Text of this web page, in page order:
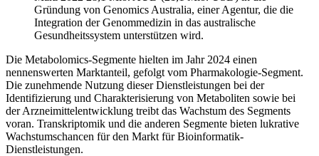
Gründung von Genomics Australia, einer Agentur, die die
Integration der Genommedizin in das australische
Gesundheitssystem unterstützen wird.
Die Metabolomics-Segmente hielten im Jahr 2024 einen
nennenswerten Marktanteil, gefolgt vom Pharmakologie-Segment.
Die zunehmende Nutzung dieser Dienstleistungen bei der
Identifizierung und Charakterisierung von Metaboliten sowie bei
der Arzneimittelentwicklung treibt das Wachstum des Segments
voran. Transkriptomik und die anderen Segmente bieten lukrative
Wachstumschancen für den Markt für Bioinformatik-
Dienstleistungen.